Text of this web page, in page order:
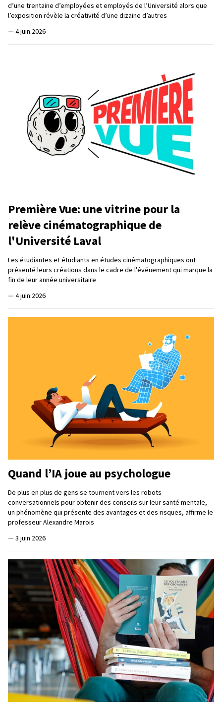
d’une trentaine d’employées et employés de l’Université alors que
l’exposition révèle la créativité d’une dizaine d’autres
— 4 juin 2026
Première Vue: une vitrine pour la
relève cinématographique de
l'Université Laval
Les étudiantes et étudiants en études cinématographiques ont
présenté leurs créations dans le cadre de l'événement qui marque la
fin de leur année universitaire
— 4 juin 2026
Quand l’IA joue au psychologue
De plus en plus de gens se tournent vers les robots
conversationnels pour obtenir des conseils sur leur santé mentale,
un phénomène qui présente des avantages et des risques, affirme le
professeur Alexandre Marois
— 3 juin 2026